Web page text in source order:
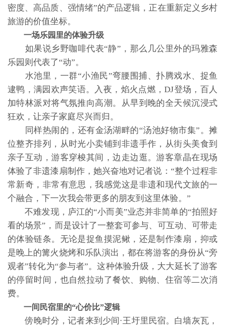
密度、高品质、强情绪”的产品逻辑，正在重新定义乡村
旅游的价值坐标。
一场乐园里的体验升级
如果说乡野咖啡代表“静”，那么几公里外的玛雅森
乐园则代表了“动”。
水池里，一群“小渔民”弯腰围捕、扑腾戏水、捉鱼
逮鸭，满园欢声笑语。入夜，焰火点燃，DJ登场，百人
加特林派对将气氛推向高潮。从早到晚的全天候沉浸式
狂欢，让亲子家庭尽兴而归。
同样热闹的，还有金汤湖畔的“汤池好物市集”。摊
位整齐排列，从时光小卖铺到非遗手作，从街头美食到
亲子互动，游客穿梭其间，边走边逛。游客章晶在现场
体验了非遗漆扇制作，她兴奋地对记者说：“整个过程非
常新奇，非常有意思，我感觉这是非遗和现代文旅的一
个融合，下一次我会带更多的朋友到这里体验。”
不难发现，庐江的“小而美”业态并非简单的“拍照好
看的场景”，而是设计了一整套可参与、可互动、可带走
的体验链条。无论是捉鱼摸泥鳅，还是制作漆扇，抑或
是晚上的篝火烧烤和乐队演出，都在将游客的身份从“旁
观者”转化为“参与者”。这种体验升级，大大延长了游客
的停留时间，也自然拉动了餐饮、购物、住宿等二次消
费。
一间民宿里的“心价比”逻辑
傍晚时分，记者来到少间·王圩里民宿。白墙灰瓦，